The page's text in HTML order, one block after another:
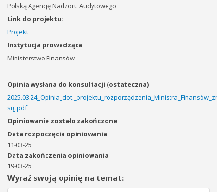
Polską Agencję Nadzoru Audytowego
Link do projektu:
Projekt
Instytucja prowadząca
Ministerstwo Finansów
Opinia wysłana do konsultacji (ostateczna)
sig.pdf
Opiniowanie zostało zakończone
Data rozpoczęcia opiniowania
11-03-25
Data zakończenia opiniowania
19-03-25
Wyraź swoją opinię na temat: